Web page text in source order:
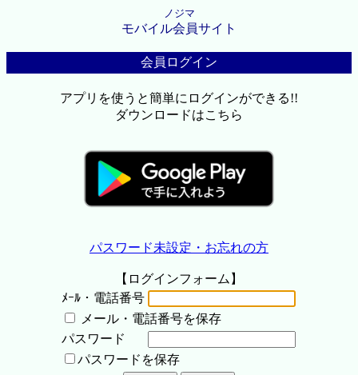
ノジマ
モバイル会員サイト
会員ログイン
アプリを使うと簡単にログインができる!!
ダウンロードはこちら
パスワード未設定・お忘れの方
【ログインフォーム】
ﾒｰﾙ・電話番号
メール・電話番号を保存
パスワード
パスワードを保存